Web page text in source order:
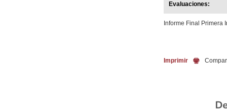
Evaluaciones:
Informe Final Primera
Imprimir